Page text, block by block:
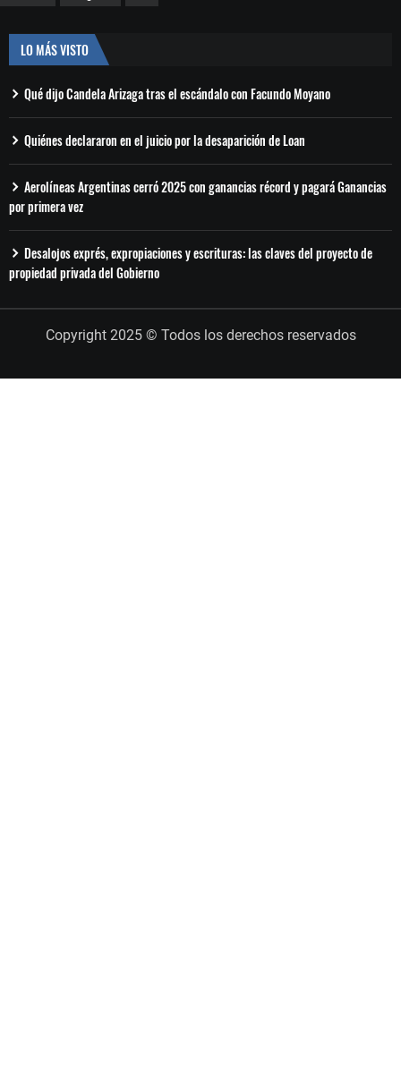
LO MÁS VISTO
Qué dijo Candela Arizaga tras el escándalo con Facundo Moyano
Quiénes declararon en el juicio por la desaparición de Loan
Aerolíneas Argentinas cerró 2025 con ganancias récord y pagará Ganancias
por primera vez
Desalojos exprés, expropiaciones y escrituras: las claves del proyecto de
propiedad privada del Gobierno
Copyright 2025 © Todos los derechos reservados